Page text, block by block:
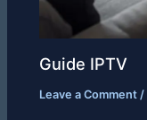
Guide IPTV
Leave a Comment /